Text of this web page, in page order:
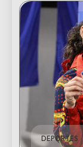
DEPORTES